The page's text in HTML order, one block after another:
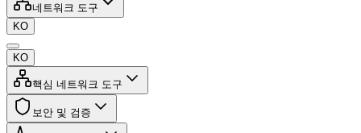
네트워크 도구
KO
KO
핵심 네트워크 도구
보안 및 검증